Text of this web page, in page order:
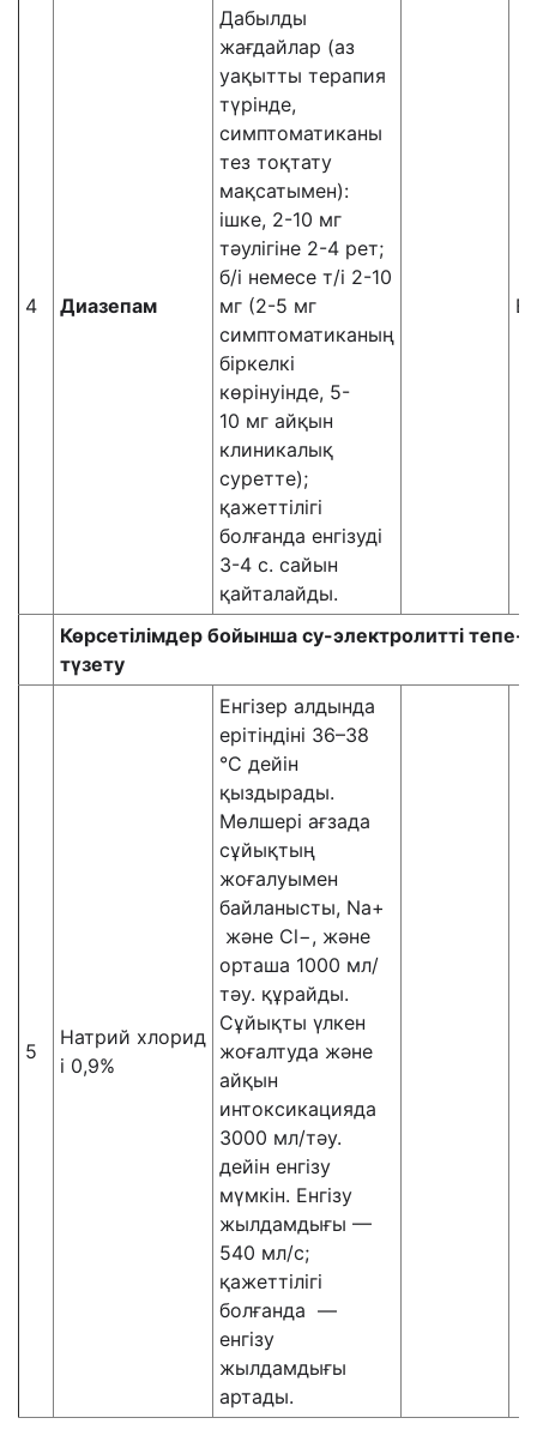
4 Диазепам
Дабылды
жағдайлар (аз
уақытты терапия
түрінде,
симптоматиканы
тез тоқтату
мақсатымен):
ішке, 2-10 мг
тәулігіне 2-4 рет;
б/і немесе т/і 2-10
мг (2-5 мг
симптоматиканың
біркелкі
көрінуінде, 5-
10 мг айқын
клиникалық
суретте);
қажеттілігі
болғанда енгізуді
3-4 с. сайын
қайталайды.
В
Көрсетілімдер бойынша су-электролитті тепе-
түзету
5
Натрий хлорид
і 0,9%
Енгізер алдында
ерітіндіні 36–38
°C дейін
қыздырады.
Мөлшері ағзада
сұйықтың
жоғалуымен
байланысты, Na+
және Cl−, және
орташа 1000 мл/
тәу. құрайды.
Сұйықты үлкен
жоғалтуда және
айқын
интоксикацияда
3000 мл/тәу.
дейін енгізу
мүмкін. Енгізу
жылдамдығы —
540 мл/с;
қажеттілігі
болғанда —
енгізу
жылдамдығы
артады.